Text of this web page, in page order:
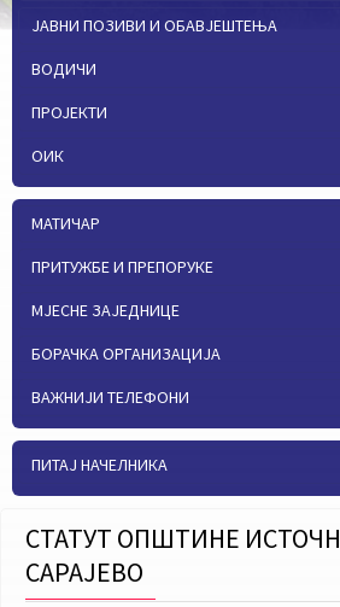
ЈАВНИ ПОЗИВИ И ОБАВЈЕШТЕЊА
ВОДИЧИ
ПРОЈЕКТИ
ОИК
МАТИЧАР
ПРИТУЖБЕ И ПРЕПОРУКЕ
МЈЕСНЕ ЗАЈЕДНИЦЕ
БОРАЧКА ОРГАНИЗАЦИЈА
ВАЖНИЈИ ТЕЛЕФОНИ
ПИТАЈ НАЧЕЛНИКА
СТАТУТ ОПШТИНЕ
САРАЈЕВО